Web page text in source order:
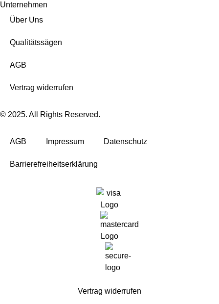
Unternehmen
Über Uns
Qualitätssägen
AGB
Vertrag widerrufen
© 2025. All Rights Reserved.
AGB Impressum Datenschutz
Barrierefreiheitserklärung
Vertrag widerrufen